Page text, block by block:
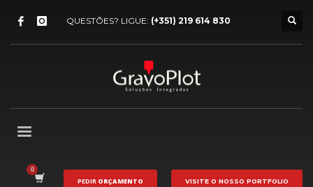
QUESTÕES? LIGUE: (+351) 219 614 830
PEDIR ORÇAMENTO VISITE O NOSSO PORTFOLIO